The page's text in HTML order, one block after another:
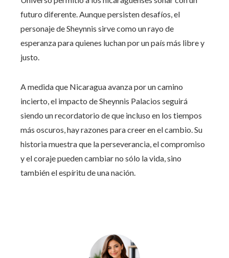
futuro diferente. Aunque persisten desafíos, el
personaje de Sheynnis sirve como un rayo de
esperanza para quienes luchan por un país más libre y
justo.
A medida que Nicaragua avanza por un camino
incierto, el impacto de Sheynnis Palacios seguirá
siendo un recordatorio de que incluso en los tiempos
más oscuros, hay razones para creer en el cambio. Su
historia muestra que la perseverancia, el compromiso
y el coraje pueden cambiar no sólo la vida, sino
también el espíritu de una nación.